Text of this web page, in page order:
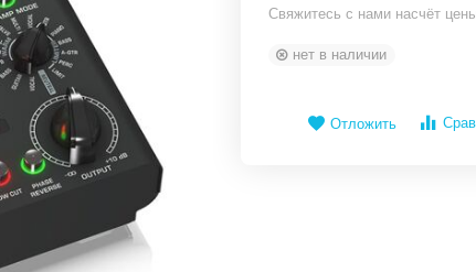
Свяжитесь с нами насчёт
нет в наличии
Отложить